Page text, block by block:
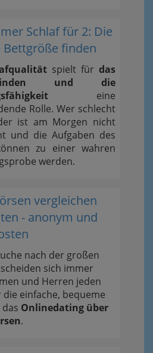
Schlaf für 2: Die
Bettgröße finden
spielt für das
und die
eine
Rolle. Wer schlecht
ist am Morgen nicht
und die Aufgaben des
zu einer wahren
werden.
vergleichen
- anonym und
nach der großen
sich immer
und Herren jeden
einfache, bequeme
Onlinedating über
.